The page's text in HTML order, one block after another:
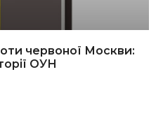
червоної Москви:
ОУН